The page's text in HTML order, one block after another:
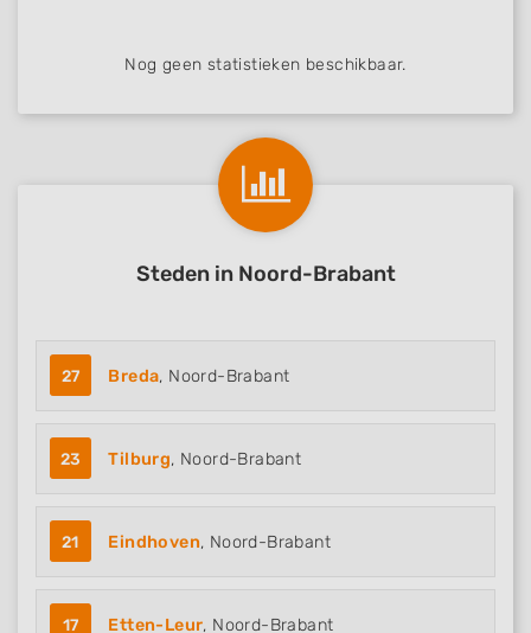
Nog geen statistieken beschikbaar.
Steden in Noord-Brabant
27 Breda, Noord-Brabant
23 Tilburg, Noord-Brabant
21 Eindhoven, Noord-Brabant
17 Etten-Leur, Noord-Brabant